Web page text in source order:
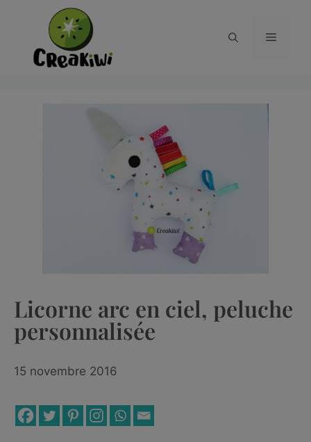
Licorne arc en ciel, peluche
personnalisée
15 novembre 2016